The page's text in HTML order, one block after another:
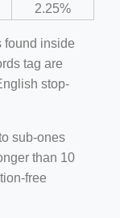
2.25%
found inside
tag are
stop-
sub-ones
than 10
free